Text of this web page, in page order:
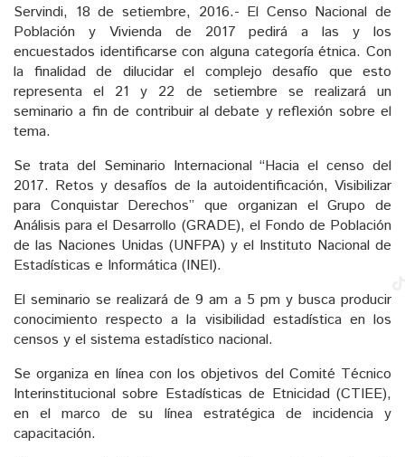
Servindi, 18 de setiembre, 2016.- El Censo Nacional de
Población y Vivienda de 2017 pedirá a las y los
encuestados identificarse con alguna categoría étnica. Con
la finalidad de dilucidar el complejo desafío que esto
representa el 21 y 22 de setiembre se realizará un
seminario a fin de contribuir al debate y reflexión sobre el
tema.
Se trata del Seminario Internacional “Hacia el censo del
2017. Retos y desafíos de la autoidentificación, Visibilizar
para Conquistar Derechos” que organizan el Grupo de
Análisis para el Desarrollo (GRADE), el Fondo de Población
de las Naciones Unidas (UNFPA) y el Instituto Nacional de
Estadísticas e Informática (INEI).
El seminario se realizará de 9 am a 5 pm y busca producir
conocimiento respecto a la visibilidad estadística en los
censos y el sistema estadístico nacional.
Se organiza en línea con los objetivos del Comité Técnico
Interinstitucional sobre Estadísticas de Etnicidad (CTIEE),
en el marco de su línea estratégica de incidencia y
capacitación.